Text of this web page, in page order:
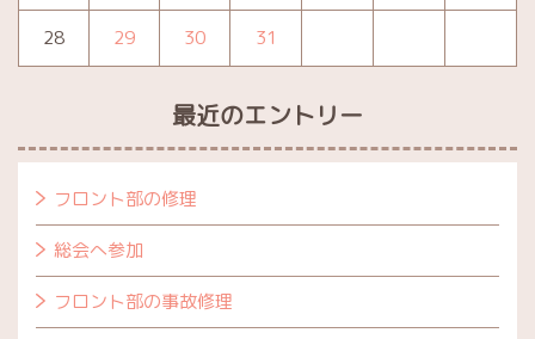
28 29 30 31
最近のエントリー
フロント部の修理
総会へ参加
フロント部の事故修理